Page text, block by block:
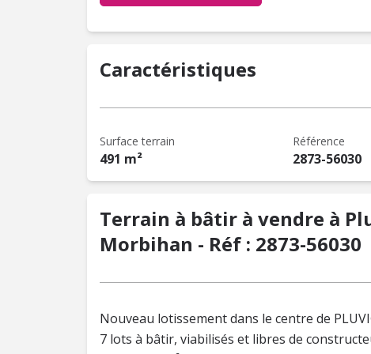
Caractéristiques
Surface terrain
491 m²
Référence
2873-56030
Terrain à bâtir à vendre à
Morbihan - Réf : 2873-56030
Nouveau lotissement dans le centre de
7 lots à bâtir, viabilisés et libres de